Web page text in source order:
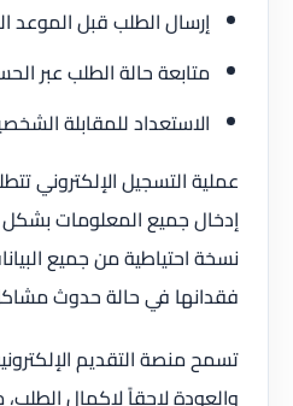
إرسال الطلب قبل الموعد
متابعة حالة الطلب عبر
الاستعداد للمقابلة
عملية التسجيل الإلكتروني
إدخال جميع المعلومات
نسخة احتياطية من جميع
فقدانها في حالة حدوث
تسمح منصة التقديم
والعودة لاحقاً لإكمال